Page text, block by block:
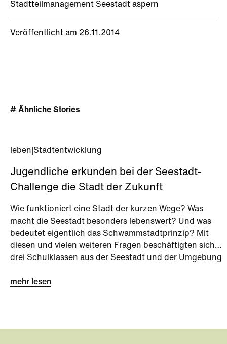
Stadtteilmanagement Seestadt aspern
Veröffentlicht am 26.11.2014
# Ähnliche Stories
leben Stadtentwicklung
Jugendliche erkunden bei der Seestadt-
Challenge die Stadt der Zukunft
Wie funktioniert eine Stadt der kurzen Wege? Was
macht die Seestadt besonders lebenswert? Und was
bedeutet eigentlich das Schwammstadtprinzip? Mit
diesen und vielen weiteren Fragen beschäftigten sich
drei Schulklassen aus der Seestadt und der Umgebung
mehr lesen